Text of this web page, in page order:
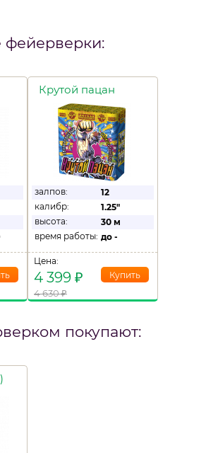
фейерверки:
Крутой пацан
залпов:
12
калибр:
1.25"
высота:
30 м
время работы: до -
Цена:
4 399 ₽
4 630₽
покупают: